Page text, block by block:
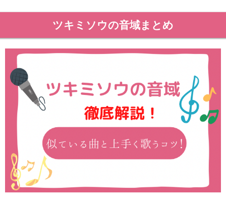
ツキミソウの音域まとめ